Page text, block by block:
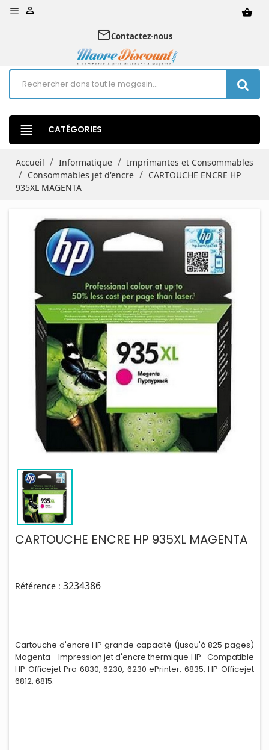
 shopping_basket

mail_outlineContactez-nous
view_headline CATÉGORIES
Accueil Informatique
Imprimantes et Consommables
Consommables jet d'encre
CARTOUCHE ENCRE HP
935XL MAGENTA
CARTOUCHE ENCRE HP 935XL MAGENTA
Référence : 3234386
Cartouche d'encre HP grande capacité (jusqu'à 825 pages)
Magenta - Impression jet d'encre thermique HP- Compatible
HP Officejet Pro 6830, 6230, 6230 ePrinter, 6835, HP Officejet
6812, 6815.